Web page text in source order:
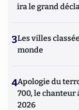
ira le grand
3Les villes
monde
4Apologie du
700, le chanteur
2026